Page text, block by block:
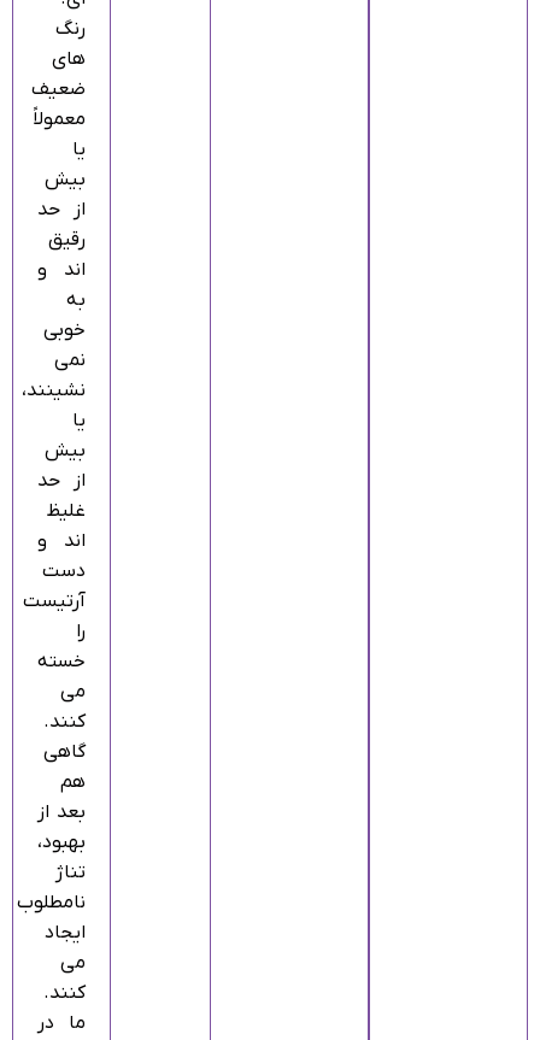
رنگ‌
های
ضعیف
معمولاً
یا
بیش
از حد
رقیق‌
اند و
به‌
خوبی
نمی‌
نشینند،
یا
بیش
از حد
غلیظ‌
اند و
دست
آرتیست
را
خسته
می‌
کنند.
گاهی
هم
بعد از
بهبود،
تناژ
نامطلوب
ایجاد
می‌
کنند.
ما در